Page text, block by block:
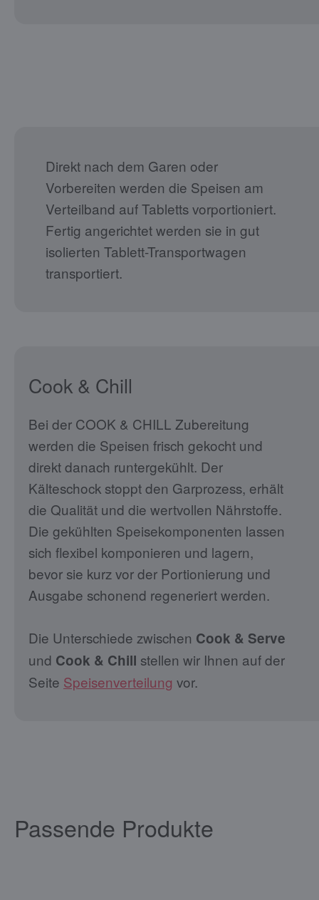
Direkt nach dem Garen oder
Vorbereiten werden die Speisen am
Verteilband auf Tabletts vorportioniert.
Fertig angerichtet werden sie in gut
isolierten Tablett-Transportwagen
transportiert.
Cook & Chill
Bei der COOK & CHILL Zubereitung
werden die Speisen frisch gekocht und
direkt danach runtergekühlt. Der
Kälteschock stoppt den Garprozess, erhält
die Qualität und die wertvollen Nährstoffe.
Die gekühlten Speisekomponenten lassen
sich flexibel komponieren und lagern,
bevor sie kurz vor der Portionierung und
Ausgabe schonend regeneriert werden.
Die Unterschiede zwischen Cook & Serve
und Cook & Chill stellen wir Ihnen auf der
Seite Speisenverteilung vor.
Passende Produkte